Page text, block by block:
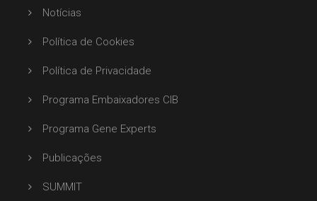
Notícias
Política de Cookies
Política de Privacidade
Programa Embaixadores CIB
Programa Gene Experts
Publicações
SUMMIT